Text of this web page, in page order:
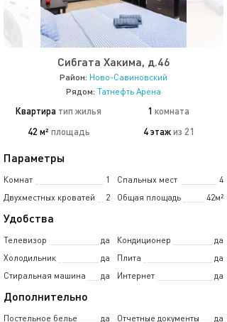
Сибгата Хакима, д.46
Район: Ново-Савиновский
Рядом: Татнефть Арена
Квартира тип жилья 1 комната
42 м² площадь 4 этаж из 21
Параметры
Комнат 1 Спальных мест
4
Двухместных кроватей
2 Общая площадь 42м²
Удобства
Телевизор да Кондиционер
да
Холодильник
да Плита
да
Стиральная машина
да Интернет да
Дополнительно
Постельное белье да Отчетные документы
да